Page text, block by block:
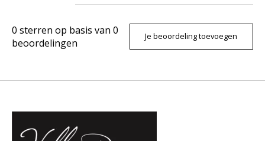
0 sterren op basis van 0
beoordelingen
Je beoordeling toevoegen